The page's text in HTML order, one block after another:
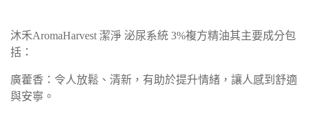
沐禾AromaHarvest 潔淨 泌尿系統 3%複方精油其主要成分包
括：
廣藿香：令人放鬆、清新，有助於提升情緒，讓人感到舒適
與安寧。